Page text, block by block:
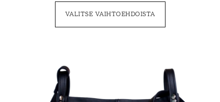
VALITSE VAIHTOEHDOISTA